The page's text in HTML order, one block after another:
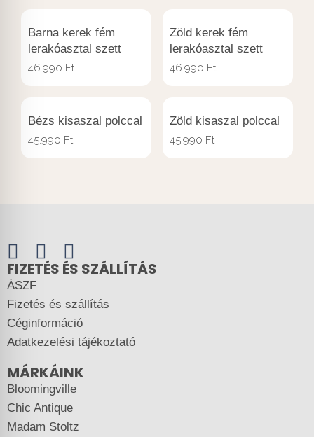
Barna kerek fém
lerakóasztal szett
46.990 Ft
Zöld kerek fém
lerakóasztal szett
46.990 Ft
Bézs kisaszal polccal
45.990 Ft
Zöld kisaszal polccal
45.990 Ft
FIZETÉS ÉS SZÁLLÍTÁS
ÁSZF
Fizetés és szállítás
Céginformáció
Adatkezelési tájékoztató
MÁRKÁINK
Bloomingville
Chic Antique
Madam Stoltz